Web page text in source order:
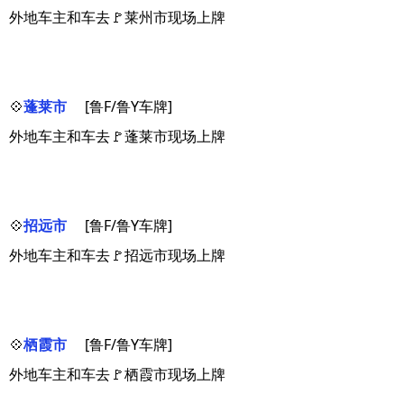
外地车主和车去🚩莱州市现场上牌
💠蓬莱市
[鲁F/鲁Y车牌]
外地车主和车去🚩蓬莱市现场上牌
💠招远市
[鲁F/鲁Y车牌]
外地车主和车去🚩招远市现场上牌
💠栖霞市
[鲁F/鲁Y车牌]
外地车主和车去🚩栖霞市现场上牌